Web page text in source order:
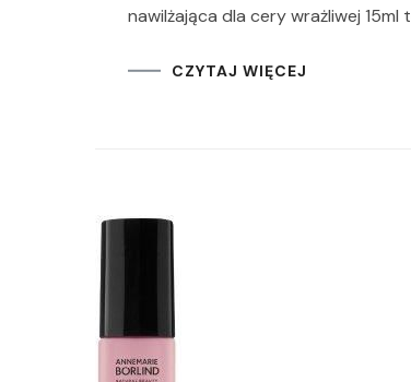
nawilżająca dla cery wrażliwej
CZYTAJ WIĘCEJ